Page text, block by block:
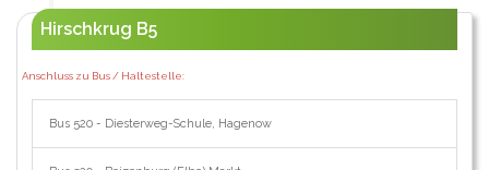
Hirschkrug B5
Anschluss zu Bus / Haltestelle:
Bus 520 - Diesterweg-Schule, Hagenow